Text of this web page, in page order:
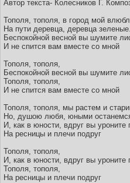
Автор текста- Колесников Г.
Тополя, тополя, в город мой
На пути деревца, деревца зеленые.
Беспокойной весной вы шумите
И не спится вам вместе со мной
Тополя, тополя,
Беспокойной весной вы шумите
Тополя, тополя,
И не спится вам вместе со мной
Тополя, тополя, мы растем и
Но, душою любя, юными
И, как в юности, вдруг вы уроните
На ресницы и плечи подруг
Тополя, тополя,
И, как в юности, вдруг вы уроните
Тополя, тополя,
На ресницы и плечи подруг